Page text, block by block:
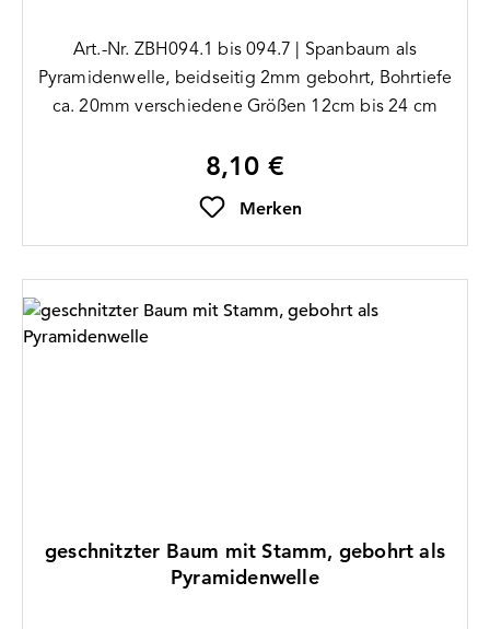
Art.-Nr. ZBH094.1 bis 094.7 | Spanbaum als
Pyramidenwelle, beidseitig 2mm gebohrt, Bohrtiefe
ca. 20mm verschiedene Größen 12cm bis 24 cm
Regulärer Preis:
8,10 €
Merken
geschnitzter Baum mit Stamm, gebohrt als
Pyramidenwelle